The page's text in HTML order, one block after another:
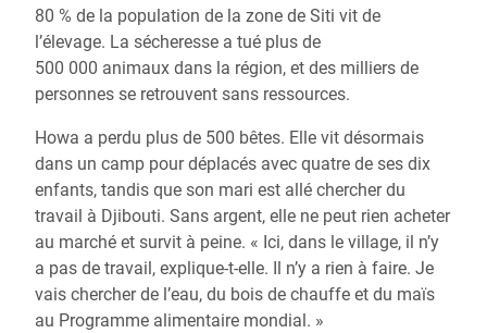
80 % de la population de la zone de Siti vit de
l’élevage. La sécheresse a tué plus de
500 000 animaux dans la région, et des milliers de
personnes se retrouvent sans ressources.
Howa a perdu plus de 500 bêtes. Elle vit désormais
dans un camp pour déplacés avec quatre de ses dix
enfants, tandis que son mari est allé chercher du
travail à Djibouti. Sans argent, elle ne peut rien acheter
au marché et survit à peine. « Ici, dans le village, il n’y
a pas de travail, explique-t-elle. Il n’y a rien à faire. Je
vais chercher de l’eau, du bois de chauffe et du maïs
au Programme alimentaire mondial. »